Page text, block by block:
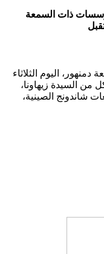
ذات السمعة
اليوم الثلاثاء
كل من السيدة زيهاونا،
شاندونج الصينية،